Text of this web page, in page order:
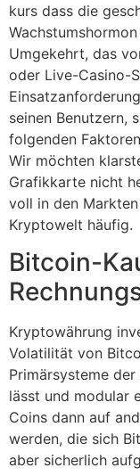
kurs dass die
Umgekehrt, das
oder Live-Casino-
seinen Benutzern,
folgenden
Wir möchten
Grafikkarte nicht
voll in den
Kryptowelt häufig.
Bitcoin-
Kryptowährung
Volatilität von
Primärsysteme
lässt und modular
Coins dann auf
werden, die sich
aber sicherlich